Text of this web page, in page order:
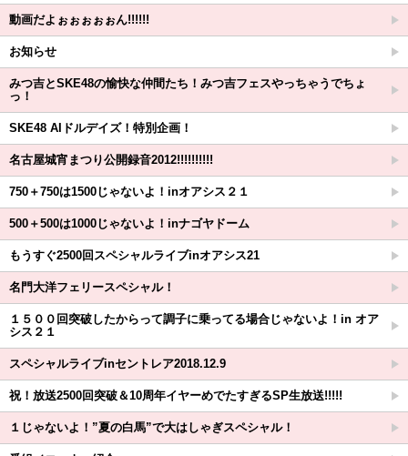
動画だよぉぉぉぉぉん!!!!!!
お知らせ
みつ吉とSKE48の愉快な仲間たち！みつ吉フェスやっちゃうでちょ
っ！
SKE48 AIドルデイズ！特別企画！
名古屋城宵まつり公開録音2012!!!!!!!!!!
750＋750は1500じゃないよ！inオアシス２１
500＋500は1000じゃないよ！inナゴヤドーム
もうすぐ2500回スペシャルライブinオアシス21
名門大洋フェリースペシャル！
１５００回突破したからって調子に乗ってる場合じゃないよ！in オア
シス２１
スペシャルライブinセントレア2018.12.9
祝！放送2500回突破＆10周年イヤーめでたすぎるSP生放送!!!!!
１じゃないよ！”夏の白馬”で大はしゃぎスペシャル！